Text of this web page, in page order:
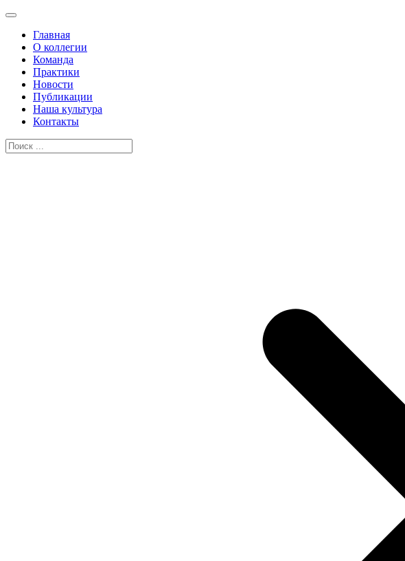
Главная
О коллегии
Команда
Практики
Новости
Публикации
Наша культура
Контакты